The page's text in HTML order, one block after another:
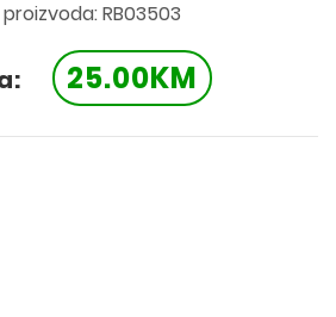
RB03503
25.00KM